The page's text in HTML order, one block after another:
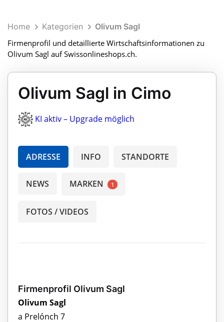
Home Kategorien
Olivum Sagl
Firmenprofil und detaillierte Wirtschaftsinformationen zu
Olivum Sagl auf Swissonlineshops.ch.
Olivum Sagl in Cimo
KI aktiv – Upgrade möglich
ADRESSE INFO STANDORTE
NEWS MARKEN 1
FOTOS / VIDEOS
Firmenprofil Olivum Sagl
Olivum Sagl
a Prelónch 7